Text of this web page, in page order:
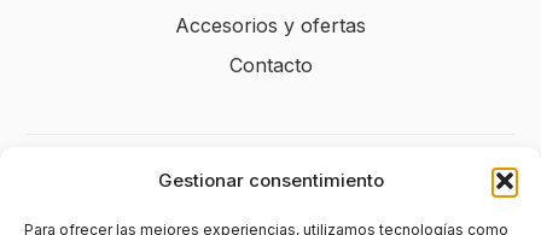
Gestionar consentimiento
Para ofrecer las mejores experiencias, utilizamos tecnologías como
Accesorios y ofertas
Contacto
Legal